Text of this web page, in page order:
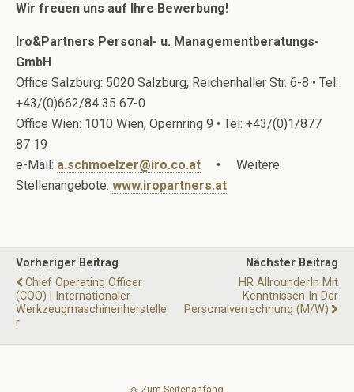
Wir freuen uns auf Ihre Bewerbung!
Iro&Partners Personal- u. Managementberatungs-
GmbH
Office Salzburg: 5020 Salzburg, Reichenhaller Str. 6-8 • Tel:
+43/(0)662/84 35 67-0
Office Wien: 1010 Wien, Opernring 9 • Tel: +43/(0)1/877
87 19
e-Mail: a.schmoelzer@iro.co.at • Weitere
Stellenangebote: www.iropartners.at
Vorheriger Beitrag
Chief Operating Officer
(COO) | Internationaler
Werkzeugmaschinenherstelle
R
Nächster Beitrag
HR AllrounderIn Mit
Kenntnissen In Der
Personalverrechnung (m/w)
Zum Seitenanfang